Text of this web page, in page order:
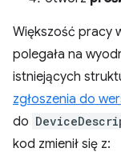
Większość pracy
polegała na
istniejących
zgłoszenia do
do
kod zmienił się z: